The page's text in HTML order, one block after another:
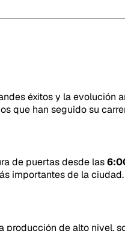
éxitos y la evolución
que han seguido su
de puertas desde las
importantes de la ciudad.
producción de alto nivel,